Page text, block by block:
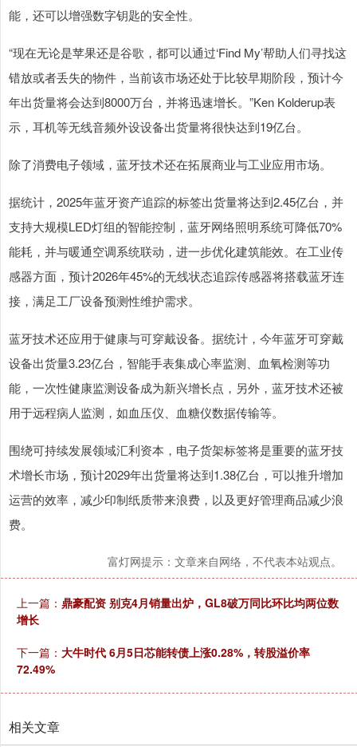
能，还可以增强数字钥匙的安全性。
“现在无论是苹果还是谷歌，都可以通过‘Find My’帮助人们寻找这
错放或者丢失的物件，当前该市场还处于比较早期阶段，预计今
年出货量将会达到8000万台，并将迅速增长。”Ken Kolderup表
示，耳机等无线音频外设设备出货量将很快达到19亿台。
除了消费电子领域，蓝牙技术还在拓展商业与工业应用市场。
据统计，2025年蓝牙资产追踪的标签出货量将达到2.45亿台，并
支持大规模LED灯组的智能控制，蓝牙网络照明系统可降低70%
能耗，并与暖通空调系统联动，进一步优化建筑能效。在工业传
感器方面，预计2026年45%的无线状态追踪传感器将搭载蓝牙连
接，满足工厂设备预测性维护需求。
蓝牙技术还应用于健康与可穿戴设备。据统计，今年蓝牙可穿戴
设备出货量3.23亿台，智能手表集成心率监测、血氧检测等功
能，一次性健康监测设备成为新兴增长点，另外，蓝牙技术还被
用于远程病人监测，如血压仪、血糖仪数据传输等。
围绕可持续发展领域汇利资本，电子货架标签将是重要的蓝牙技
术增长市场，预计2029年出货量将达到1.38亿台，可以推升增加
运营的效率，减少印制纸质带来浪费，以及更好管理商品减少浪
费。
富灯网提示：文章来自网络，不代表本站观点。
上一篇： 鼎豪配资 别克4月销量出炉，GL8破万同比环比均两位数
增长
下一篇： 大牛时代 6月5日芯能转债上涨0.28%，转股溢价率
72.49%
相关文章